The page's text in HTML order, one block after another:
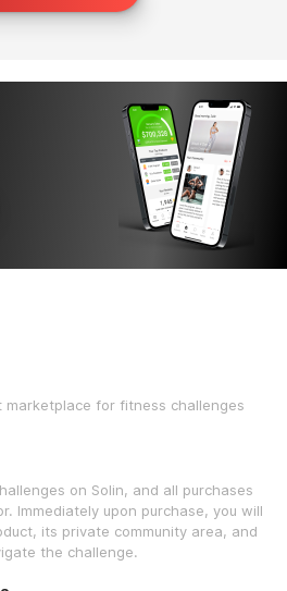
marketplace for fitness challenges
on Solin, and all purchases
Immediately upon purchase, you will
its private community area, and
the challenge.